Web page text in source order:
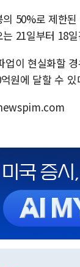
50%로 제한
21일부터 18
업이 현실화할
원에 달할 수